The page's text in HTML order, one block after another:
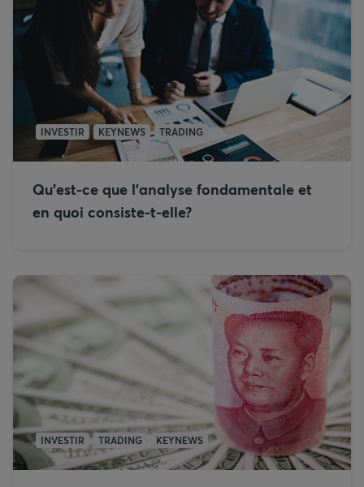
INVESTIR KEYNEWS TRADING
Qu’est-ce que l’analyse fondamentale et
en quoi consiste-t-elle?
INVESTIR TRADING KEYNEWS